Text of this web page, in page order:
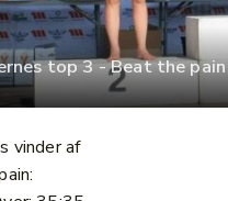
top 3 - Beat the pain
vinder af